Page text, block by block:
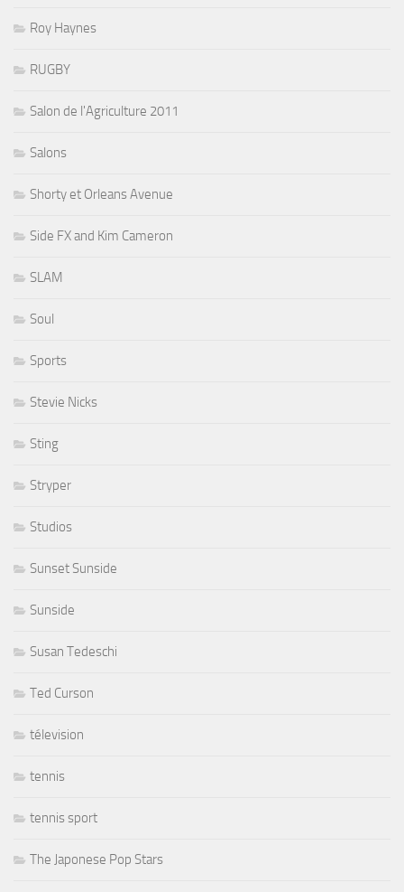
Roy Haynes
RUGBY
Salon de l'Agriculture 2011
Salons
Shorty et Orleans Avenue
Side FX and Kim Cameron
SLAM
Soul
Sports
Stevie Nicks
Sting
Stryper
Studios
Sunset Sunside
Sunside
Susan Tedeschi
Ted Curson
télevision
tennis
tennis sport
The Japonese Pop Stars